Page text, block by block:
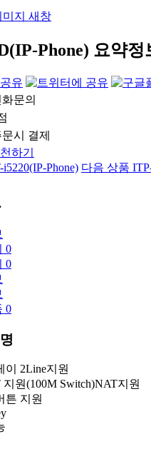
미지 새창
Phone) 요약정
문의
문시 결제
하기
i5220(IP-Phone) 다음 상품
0
0
0
이 2Line지원
원(100M Switch)NAT지원
튼 지원